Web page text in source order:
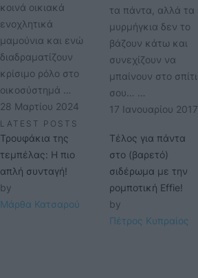
κοινά οικιακά
ενοχλητικά
μαμούνια και ενώ
διαδραματίζουν
κρίσιμο ρόλο στο
οικοσύστημά …
28 Μαρτίου 2024
τα πάντα, αλλά τα
μυρμήγκια δεν το
βάζουν κάτω και
συνεχίζουν να
μπαίνουν στο σπίτι
σου… …
17 Ιανουαρίου 2017
LATEST POSTS
Τρουφάκια της
τεμπέλας: Η πιο
απλή συνταγή!
by
Μάρθα Κατσαρού
Τέλος για πάντα
στο (βαρετό)
σιδέρωμα με την
ρομποτική Effie!
by
Πέτρος Κυπραίος